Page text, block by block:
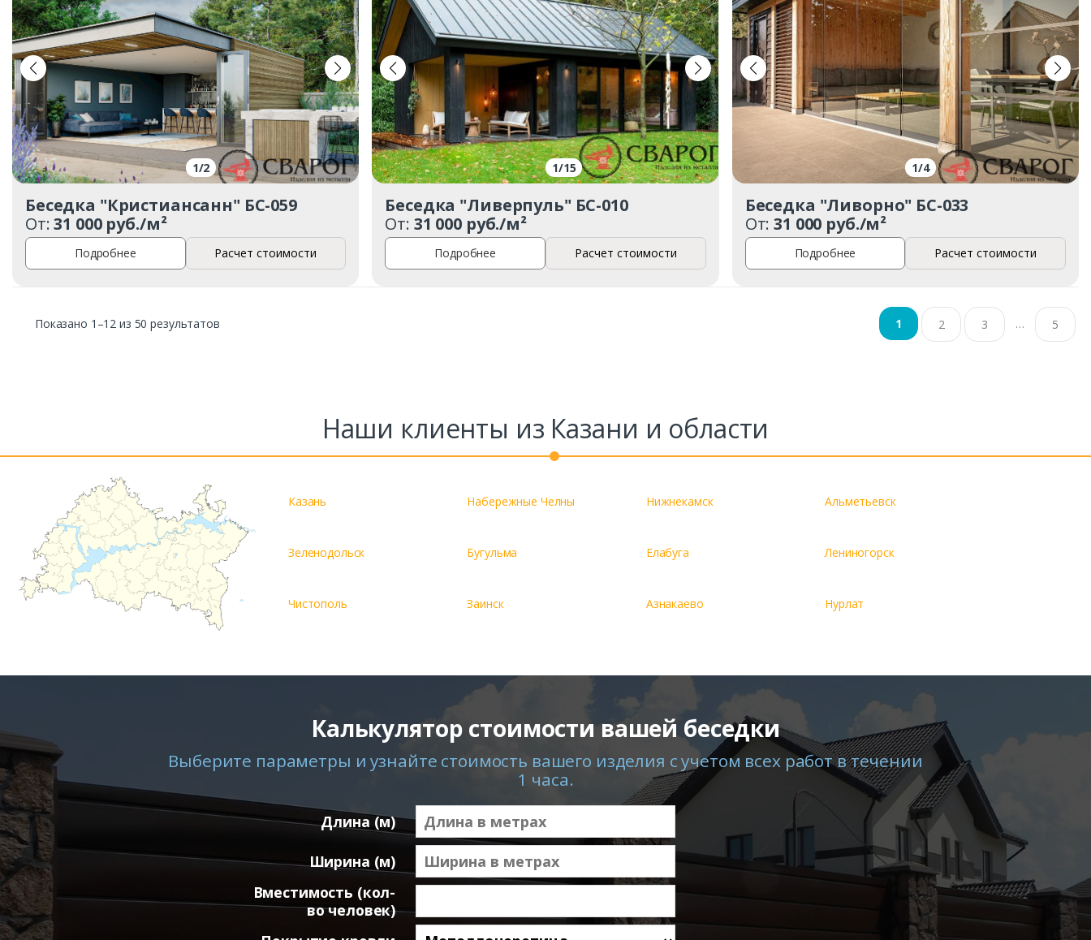
1/2
Беседка "Кристиансанн" БС-059
От:31 000 руб./м²
Подробнее Расчет стоимости
1/15
Беседка "Ливерпуль" БС-010
От: 31 000 руб./м²
Подробнее Расчет стоимости
1/4
Беседка "Ливорно" БС-033
От:31 000 руб./м²
Подробнее Расчет стоимости
Показано 1–12 из 50 результатов 1 2 3 … 5
Наши клиенты из Казани и области
Казань Набережные Челны Нижнекамск Альметьевск
Зеленодольск Бугульма Елабуга Лениногорск
Чистополь Заинск Азнакаево Нурлат
Калькулятор стоимости вашей беседки
Выберите параметры и узнайте стоимость вашего изделия с учетом всех работ в течении
1 часа.
Длина (м)
Ширина (м)
Вместимость (кол-
во человек)